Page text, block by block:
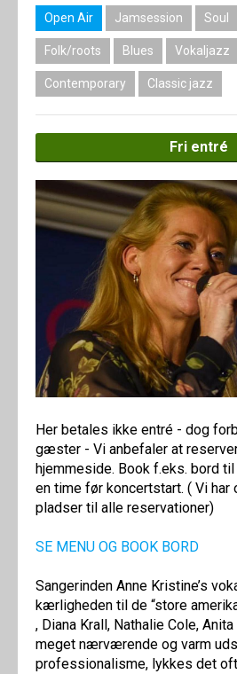
Open Air Jamsession Soul
Folk/roots Blues Vokaljazz
Contemporary Classic jazz
Fri entré
Her betales ikke entré - dog
gæster - Vi anbefaler at
hjemmeside. Book f.eks. bord
en time før koncertstart. ( Vi
pladser til alle reservationer)
SE MENU OG BOOK BORD
Sangerinden Anne Kristine’s
kærligheden til de “store
, Diana Krall, Nathalie Cole,
meget nærværende og varm
professionalisme, lykkes det